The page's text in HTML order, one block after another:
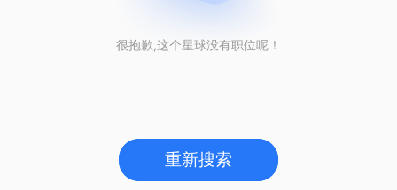
很抱歉,这个星球没有职位呢！
重新搜索